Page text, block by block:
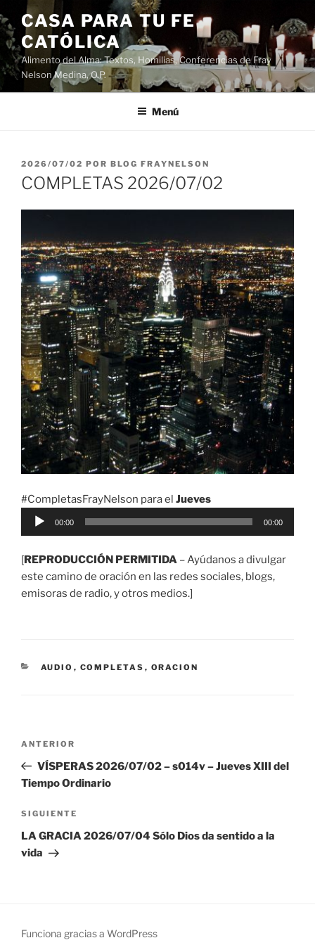
Saltar
al
contenido
CASA PARA TU FE
CATÓLICA
Alimento del Alma: Textos, Homilias, Conferencias de Fray
Nelson Medina, O.P.
Menú
PUBLICADO
EL
2026/07/02 POR BLOG FRAYNELSON
COMPLETAS 2026/07/02
#CompletasFrayNelson para el Jueves
Reproductor
00:00 00:00
[REPRODUCCIÓN PERMITIDA – Ayúdanos a divulgar
este camino de oración en las redes sociales, blogs,
emisoras de radio, y otros medios.]
CATEGORÍAS
AUDIO , COMPLETAS , ORACION
entradas
Entrada
anterior:
ANTERIOR
VÍSPERAS 2026/07/02 – s014v – Jueves XIII del
Tiempo Ordinario
Siguiente
entrada
SIGUIENTE
LA GRACIA 2026/07/04 Sólo Dios da sentido a la
vida
Funciona gracias a WordPress